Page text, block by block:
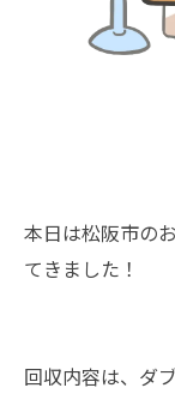
本日は松阪市の
てきました！
回収内容は、ダ